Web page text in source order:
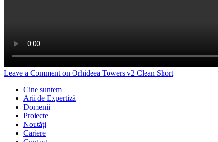
Leave a Comment on Orhideea Towers v2 Clean Short
Cine suntem
Arii de Expertiză
Domenii
Proiecte
Noutăți
Cariere